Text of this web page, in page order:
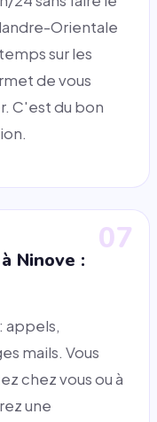
Orientale
sur les
de vous
C'est du bon
07
Ninove :
appels,
mails. Vous
chez vous ou à
une